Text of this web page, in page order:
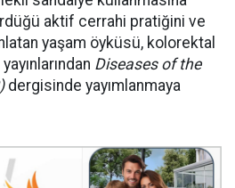
aktif cerrahi pratiğini ve
yaşam öyküsü, kolorektal
Diseases of the
dergisinde yayımlanmaya